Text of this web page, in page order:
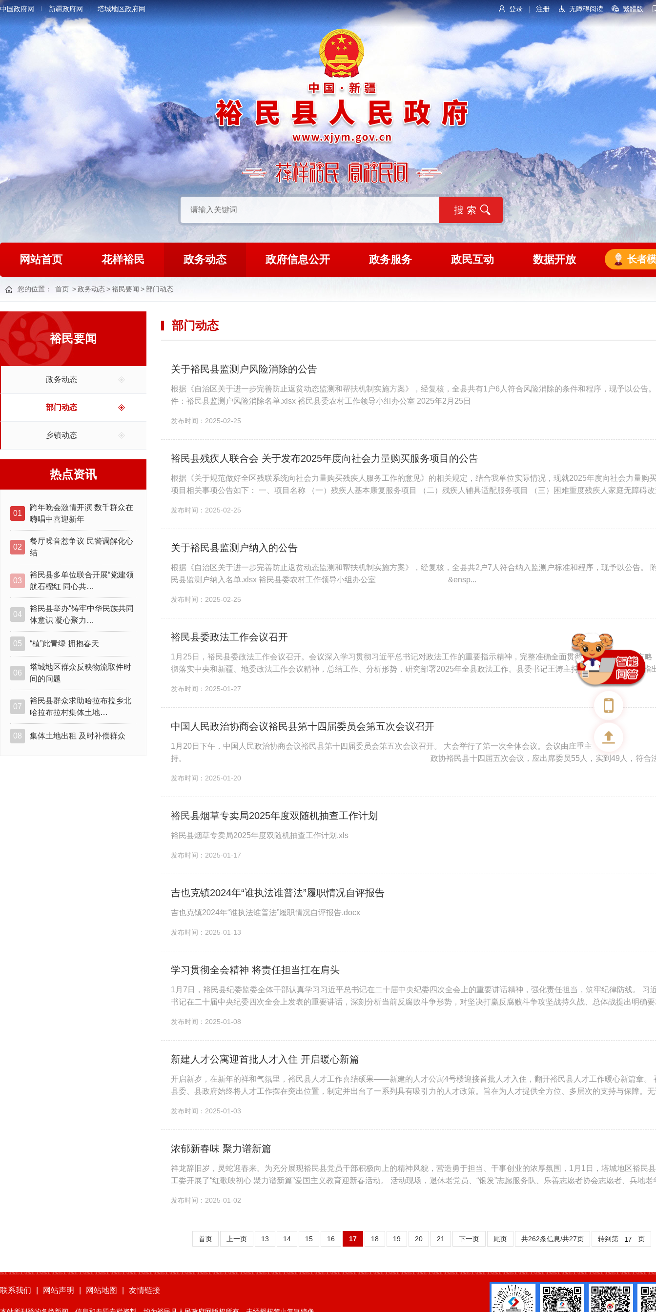
登录 注册 无障碍阅读 繁體版
中国政府网 新疆政府网 塔城地区政府网
网站首页 花样裕民 政务动态 政府信息公开 政务服务 政民互动 数据开放 长者
您的位置： 首页 >政务动态>裕民要闻 >部门动态
裕民要闻
政务动态
部门动态
乡镇动态
热点资讯
01
跨年晚会激情开演 数千群众在
嗨唱中喜迎新年
02
餐厅噪音惹争议 民警调解化心
结
03
裕民县多单位联合开展“党建领
航石榴红 同心共…
04
裕民县举办“铸牢中华民族共同
体意识 凝心聚力…
05 “植”此青绿 拥抱春天
06
塔城地区群众反映物流取件时
间的问题
07
裕民县群众求助哈拉布拉乡北
哈拉布拉村集体土地…
08 集体土地出租 及时补偿群众
部门动态
关于裕民县监测户风险消除的公告
根据《自治区关于进一步完善防止返贫动态监测和帮扶机制实施方案》，经复核，全县共有1户6人符合风险消除的条件和程序，现予以公告
件：裕民县监测户风险消除名单.xlsx 裕民县委农村工作领导小组办公室 2025年2月25日
发布时间：2025-02-25
裕民县残疾人联合会 关于发布2025年度向社会力量购买服务项目的公告
根据《关于规范做好全区残联系统向社会力量购买残疾人服务工作的意见》的相关规定，结合我单位实际情况，现就2025年度向社会力量购
项目相关事项公告如下： 一、项目名称 （一）残疾人基本康复服务项目 （二）残疾人辅具适配服务项目 （三）困难重度残疾人家庭无障碍
发布时间：2025-02-25
关于裕民县监测户纳入的公告
根据《自治区关于进一步完善防止返贫动态监测和帮扶机制实施方案》，经复核，全县共2户7人符合纳入监测户标准和程序，现予以公告。
民县监测户纳入名单.xlsx 裕民县委农村工作领导小组办公室 &ensp...
发布时间：2025-02-25
裕民县委政法工作会议召开
1月25日，裕民县委政法工作会议召开。会议深入学习贯彻习近平总书记对政法工作的重要指示精神，完整准确全面贯彻新时代党的治疆方略
彻落实中央和新疆、地委政法工作会议精神，总结工作、分析形势，研究部署2025年全县政法工作。县委书记王涛主持会议并讲话。 会议指
发布时间：2025-01-27
中国人民政治协商会议裕民县第十四届委员会第五次会议召开
1月20日下午，中国人民政治协商会议裕民县第十四届委员会第五次会议召开。 大会举行了第一次全体会议。会议由庄重主
持。 政协裕民县十四届五次会议，应出席委员55人，实到49人，符合法定
发布时间：2025-01-20
裕民县烟草专卖局2025年度双随机抽查工作计划
裕民县烟草专卖局2025年度双随机抽查工作计划.xls
发布时间：2025-01-17
吉也克镇2024年“谁执法谁普法”履职情况自评报告
吉也克镇2024年“谁执法谁普法”履职情况自评报告.docx
发布时间：2025-01-13
学习贯彻全会精神 将责任担当扛在肩头
1月7日，裕民县纪委监委全体干部认真学习习近平总书记在二十届中央纪委四次全会上的重要讲话精神，强化责任担当，筑牢纪律防线。 习
书记在二十届中央纪委四次全会上发表的重要讲话，深刻分析当前反腐败斗争形势，对坚决打赢反腐败斗争攻坚战持久战、总体战提出明确
发布时间：2025-01-08
新建人才公寓迎首批人才入住 开启暖心新篇
开启新岁，在新年的祥和气氛里，裕民县人才工作喜结硕果——新建的人才公寓4号楼迎接首批人才入住，翻开裕民县人才工作暖心新篇章。
县委、县政府始终将人才工作摆在突出位置，制定并出台了一系列具有吸引力的人才政策。旨在为人才提供全方位、多层次的支持与保障。
发布时间：2025-01-03
浓郁新春味 聚力谱新篇
祥龙辞旧岁，灵蛇迎春来。为充分展现裕民县党员干部积极向上的精神风貌，营造勇于担当、干事创业的浓厚氛围，1月1日，塔城地区裕民
工委开展了“红歌映初心 聚力谱新篇”爱国主义教育迎新春活动。 活动现场，退休老党员、“银发”志愿服务队、乐善志愿者协会志愿者、兵地老
发布时间：2025-01-02
首页 上一页 13 14 15 16 17 18 19 20 21 下一页 尾页 共262条信息/共27页 转到第 页
联系我们 网站声明 网站地图 友情链接